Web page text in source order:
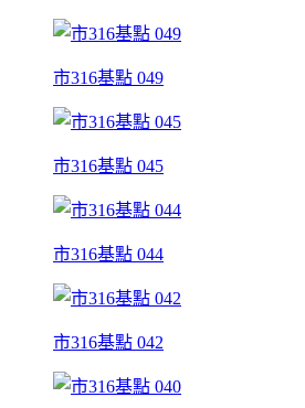
市316基點 049
市316基點 045
市316基點 044
市316基點 042